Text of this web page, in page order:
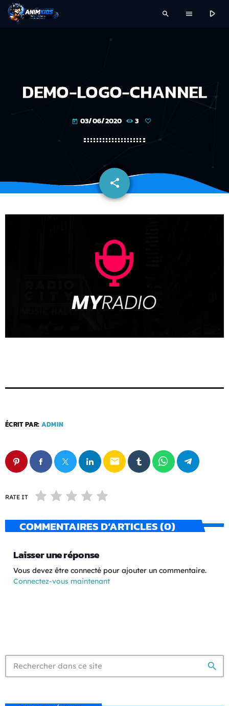
search menu play_arrow
DEMO-LOGO-CHANNEL
today 03/06/2020 3
share
email
ÉCRIT PAR: ADMIN
email
RATE IT
COMMENTAIRES D’ARTICLES (0)
Laisser une réponse
Vous devez être connecté pour ajouter un commentaire.
Connectez-vous maintenant
search